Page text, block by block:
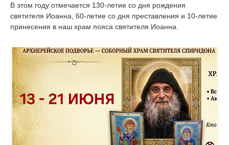
В этом году отмечается 130-летие со дня рождения
святителя Иоанна, 60-летие со дня преставления и 10-летие
принесения в наш храм пояса святителя Иоанна.